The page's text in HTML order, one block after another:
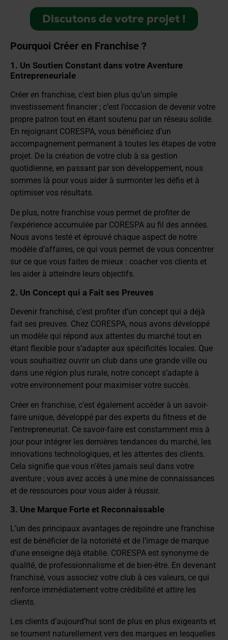
Discutons de votre projet !
Pourquoi Créer en Franchise ?
1. Un Soutien Constant dans votre Aventure
Entrepreneuriale
Créer en franchise, c’est bien plus qu’un simple
investissement financier ; c’est l’occasion de devenir votre
propre patron tout en étant soutenu par un réseau solide.
En rejoignant CORESPA, vous bénéficiez d’un
accompagnement permanent à toutes les étapes de votre
projet. De la création de votre club à sa gestion
quotidienne, en passant par son développement, nous
sommes là pour vous aider à surmonter les défis et à
optimiser vos résultats.
De plus, notre franchise vous permet de profiter de
l’expérience accumulée par CORESPA au fil des années.
Nous avons testé et éprouvé chaque aspect de notre
modèle d’affaires, ce qui vous permet de vous concentrer
sur ce que vous faites de mieux : coacher vos clients et
les aider à atteindre leurs objectifs.
2. Un Concept qui a Fait ses Preuves
Devenir franchisé, c’est profiter d’un concept qui a déjà
fait ses preuves. Chez CORESPA, nous avons développé
un modèle qui répond aux attentes du marché tout en
étant flexible pour s’adapter aux spécificités locales. Que
vous souhaitiez ouvrir un club dans une grande ville ou
dans une région plus rurale, notre concept s’adapte à
votre environnement pour maximiser votre succès.
Créer en franchise, c’est également accéder à un savoir-
faire unique, développé par des experts du fitness et de
l’entrepreneuriat. Ce savoir-faire est constamment mis à
jour pour intégrer les dernières tendances du marché, les
innovations technologiques, et les attentes des clients.
Cela signifie que vous n’êtes jamais seul dans votre
aventure ; vous avez accès à une mine de connaissances
et de ressources pour vous aider à réussir.
3. Une Marque Forte et Reconnaissable
L’un des principaux avantages de rejoindre une franchise
est de bénéficier de la notoriété et de l’image de marque
d’une enseigne déjà établie. CORESPA est synonyme de
qualité, de professionnalisme et de bien-être. En devenant
franchisé, vous associez votre club à ces valeurs, ce qui
renforce immédiatement votre crédibilité et attire les
clients.
Les clients d’aujourd’hui sont de plus en plus exigeants et
se tournent naturellement vers des marques en lesquelles